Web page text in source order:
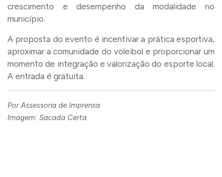
crescimento e desempenho da modalidade no
município.
A proposta do evento é incentivar a prática esportiva,
aproximar a comunidade do voleibol e proporcionar um
momento de integração e valorização do esporte local.
A entrada é gratuita.
Por Assessoria de Imprensa
Imagem: Sacada Certa